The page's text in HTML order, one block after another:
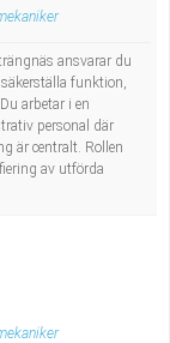
ansvarar du
funktion,
arbetar i en
personal där
är centralt. Rollen
av utförda